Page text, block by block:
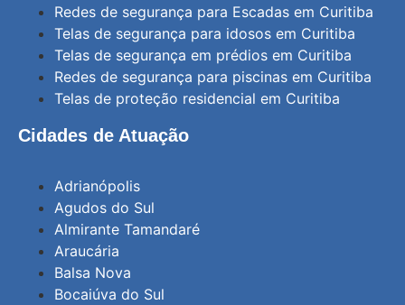
Redes de segurança para Escadas em Curitiba
Telas de segurança para idosos em Curitiba
Telas de segurança em prédios em Curitiba
Redes de segurança para piscinas em Curitiba
Telas de proteção residencial em Curitiba
Cidades de Atuação
Adrianópolis
Agudos do Sul
Almirante Tamandaré
Araucária
Balsa Nova
Bocaiúva do Sul